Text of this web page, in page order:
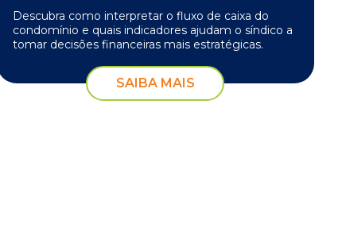
Descubra como interpretar o fluxo de caixa do
condomínio e quais indicadores ajudam o síndico a
tomar decisões financeiras mais estratégicas.
SAIBA MAIS